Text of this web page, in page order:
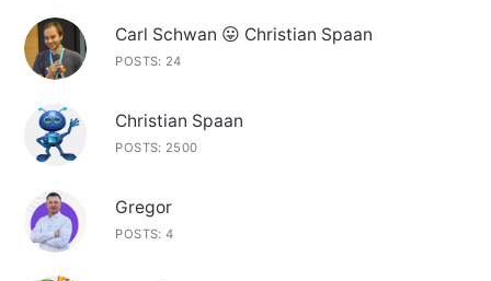
Carl Schwan 😛 Christian Spaan
POSTS: 24
Christian Spaan
POSTS: 2500
Gregor
POSTS: 4